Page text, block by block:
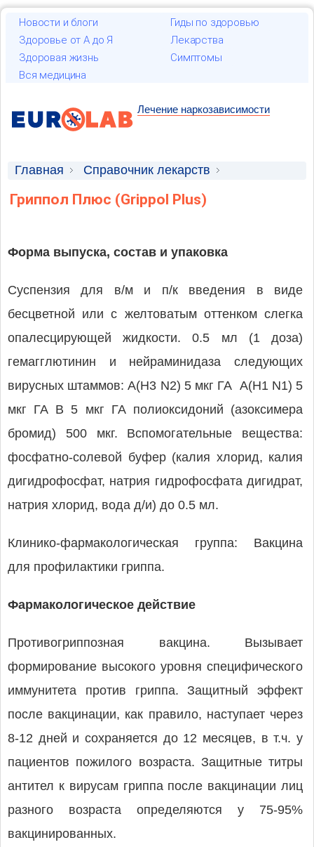
Новости и блоги
Гиды по здоровью
Здоровье от А до Я
Лекарства
Здоровая жизнь
Симптомы
Вся медицина
Лечение наркозависимости
Главная
Справочник лекарств
Лекарственные средства
Гриппол Плюс (Grippol Plus)
Форма выпуска, состав и упаковка
Суспензия для в/м и п/к введения в виде
бесцветной или с желтоватым оттенком слегка
опалесцирующей жидкости. 0.5 мл (1 доза)
гемагглютинин и нейраминидаза следующих
вирусных штаммов: А(H3 N2) 5 мкг ГА А(H1 N1) 5
мкг ГА B 5 мкг ГА полиоксидоний (азоксимера
бромид) 500 мкг. Вспомогательные вещества:
фосфатно-солевой буфер (калия хлорид, калия
дигидрофосфат, натрия гидрофосфата дигидрат,
натрия хлорид, вода д/и) до 0.5 мл.
Клинико-фармакологическая группа: Вакцина
для профилактики гриппа.
Фармакологическое действие
Противогриппозная вакцина. Вызывает
формирование высокого уровня специфического
иммунитета против гриппа. Защитный эффект
после вакцинации, как правило, наступает через
8-12 дней и сохраняется до 12 месяцев, в т.ч. у
пациентов пожилого возраста. Защитные титры
антител к вирусам гриппа после вакцинации лиц
разного возраста определяются у 75-95%
вакцинированных.